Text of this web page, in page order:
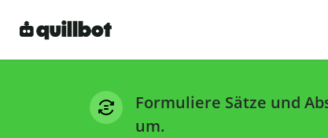
Formuliere Sätze und
um.